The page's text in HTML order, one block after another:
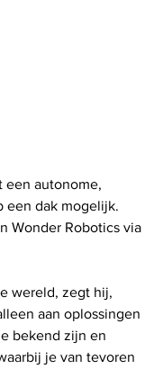
een autonome,
een dak mogelijk.
Wonder Robotics via
wereld, zegt hij,
aan oplossingen
bekend zijn en
je van tevoren